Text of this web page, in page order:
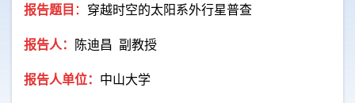
报告题目 ： 穿越时空的太阳系外行星普查
报告人： 陈迪昌 副教授
报告人单位： 中山大学